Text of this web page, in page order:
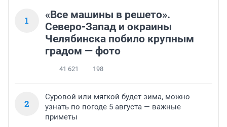
1
«Все машины в решето».
Северо-Запад и окраины
Челябинска побило крупным
градом — фото
41 621 198
2
Суровой или мягкой будет зима, можно
узнать по погоде 5 августа — важные
приметы